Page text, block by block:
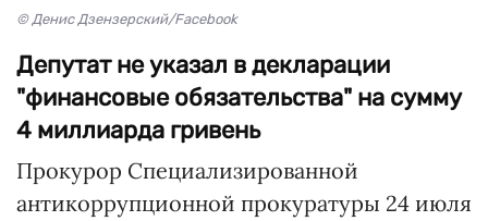
© Денис Дзензерский/Facebook
Депутат не указал в декларации
"финансовые обязательства" на сумму
4 миллиарда гривень
Прокурор Специализированной
антикоррупционной прокуратуры 24 июля